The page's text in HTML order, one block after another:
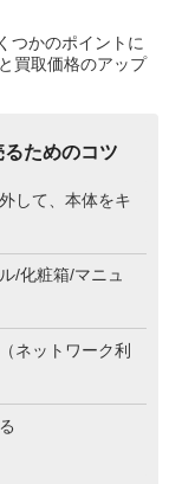
つかのポイントに
買取価格のアップ
ためのコツ
して、本体をキ
/化粧箱/マニュ
ネットワーク利